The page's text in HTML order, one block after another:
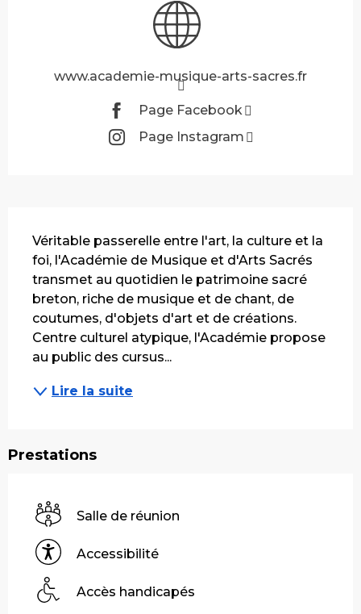
www.academie-musique-arts-sacres.fr
Page Facebook
Page Instagram
Véritable passerelle entre l'art, la culture et la
foi, l'Académie de Musique et d'Arts Sacrés
transmet au quotidien le patrimoine sacré
breton, riche de musique et de chant, de
coutumes, d'objets d'art et de créations.
Centre culturel atypique, l'Académie propose
au public des cursus...
Lire la suite
Prestations
Salle de réunion
Accessibilité
Accès handicapés